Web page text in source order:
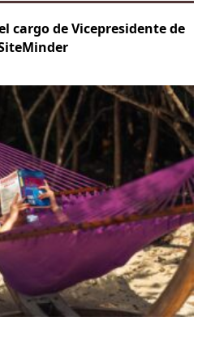
cargo de Vicepresidente de